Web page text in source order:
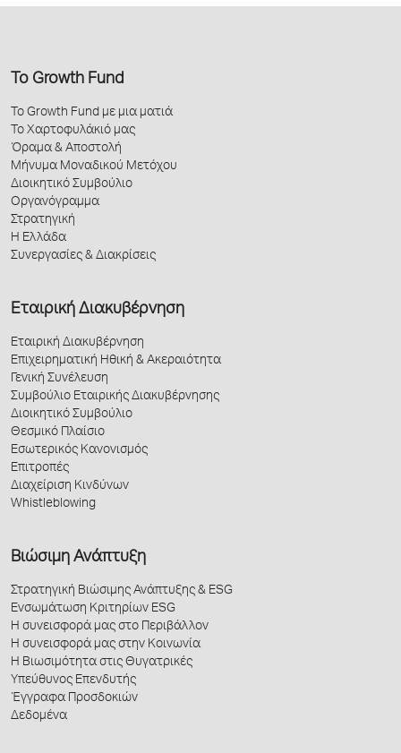
Το Growth Fund
Το Growth Fund με μια ματιά
Το Χαρτοφυλάκιό μας
Όραμα & Αποστολή
Μήνυμα Μοναδικού Μετόχου
Διοικητικό Συμβούλιο
Οργανόγραμμα
Στρατηγική
Η Ελλάδα
Συνεργασίες & Διακρίσεις
Εταιρική Διακυβέρνηση
Εταιρική Διακυβέρνηση
Επιχειρηματική Ηθική & Ακεραιότητα
Γενική Συνέλευση
Συμβούλιο Εταιρικής Διακυβέρνησης
Διοικητικό Συμβούλιο
Θεσμικό Πλαίσιο
Εσωτερικός Κανονισμός
Επιτροπές
Διαχείριση Κινδύνων
Whistleblowing
Βιώσιμη Ανάπτυξη
Στρατηγική Βιώσιμης Ανάπτυξης & ESG
Ενσωμάτωση Κριτηρίων ESG
Η συνεισφορά μας στο Περιβάλλον
Η συνεισφορά μας στην Κοινωνία
Η Βιωσιμότητα στις Θυγατρικές
Υπεύθυνος Επενδυτής
Έγγραφα Προσδοκιών
Δεδομένα